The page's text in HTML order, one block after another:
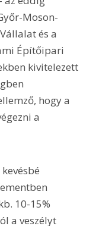
Moson-
és a
Építőipari
kivitelezett
hogy a
a
10-15%
a veszélyt